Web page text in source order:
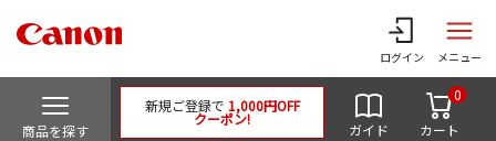
ログイン メニュー
商品を探す
新規ご登録で 1,000円OFF
クーポン!
ガイド カート
0